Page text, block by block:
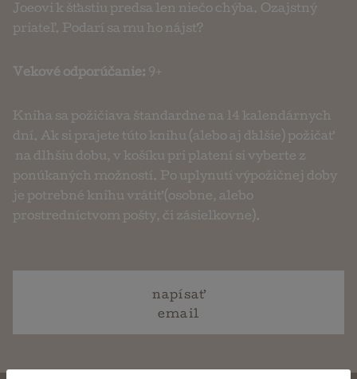
Joeovi k šťastiu predsa len niečo chýba. Ozajstný
priateľ. Podarí sa mu ho nájsť?
Vekové odporúčanie: 9+
Kniha sa požičiava štandardne na 14 kalendárnych
dní. Ak si prajete túto knihu (alebo aj ďalšie) požičať
na dlhšiu dobu, v košíku pri platení si vyberte z
ponúkaných možností. Po uplynutí výpožičnej doby
je potrebné knihu vrátiť (osobne, alebo
prostredníctvom pošty, či zásielkovne).
napísať
email